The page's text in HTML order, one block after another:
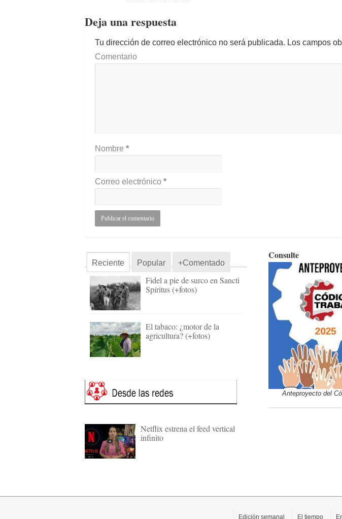
Deja una respuesta
Tu dirección de correo electrónico no será publicada. Los campos
Comentario
Nombre *
Correo electrónico *
Reciente Popular +Comentado
Fidel a pie de surco en Sancti
Spíritus (+fotos)
El tabaco: ¿motor de la
agricultura? (+fotos)
Netflix estrena el feed vertical
infinito
Consulte
Anteproyecto del
Edición semanal El tiempo